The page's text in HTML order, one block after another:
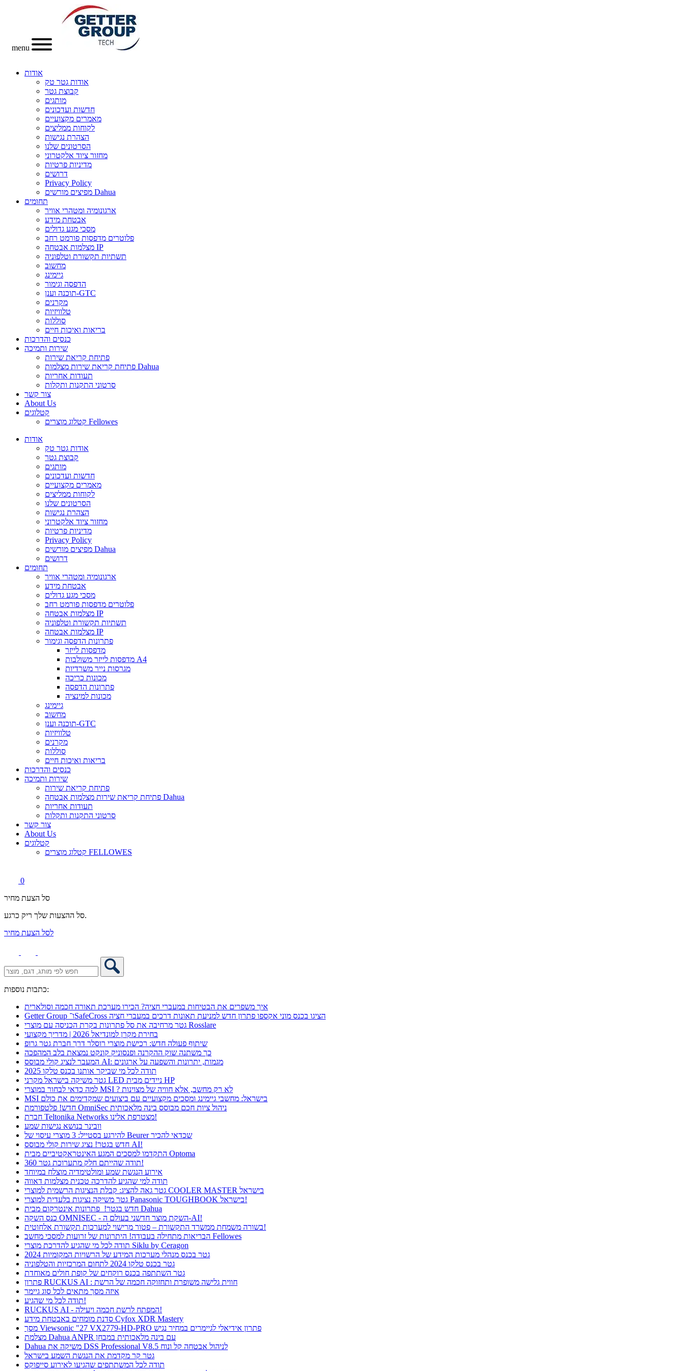
menu
אודות
אודות גטר טק
קבוצת גטר
מותגים
חדשות ועדכונים
מאמרים מקצועיים
לקוחות ממליצים
הצהרת נגישות
הסרטונים שלנו
מחזור ציוד אלקטרוני
מדיניות פרטיות
דרושים
Privacy Policy
מפיצים מורשים Dahua
תחומים
ארגונומיה ומטהרי אוויר
אבטחת מידע
מסכי מגע גדולים
פלוטרים מדפסות פורמט רחב
מצלמות אבטחה IP
תשתיות תקשורת וטלפוניה
מחשוב
גיימינג
הדפסה וגימור
תוכנה וענן-GTC
מקרנים
טלוויזיות
סוללות
בריאות ואיכות חיים
כנסים והדרכות
שירות ותמיכה
פתיחת קריאת שירות
פתיחת קריאת שירות מצלמות Dahua
תעודות אחריות
סרטוני התקנות ותקלות
צור קשר
About Us
קטלוגים
קטלוג מוצרים Fellowes
אודות
אודות גטר טק
קבוצת גטר
מותגים
חדשות ועדכונים
מאמרים מקצועיים
לקוחות ממליצים
הסרטונים שלנו
הצהרת נגישות
מחזור ציוד אלקטרוני
מדיניות פרטיות
Privacy Policy
מפיצים מורשים Dahua
דרושים
תחומים
ארגונומיה ומטהרי אוויר
אבטחת מידע
מסכי מגע גדולים
פלוטרים מדפסות פורמט רחב
מצלמות אבטחה IP
תשתיות תקשורת וטלפוניה
מצלמות אבטחה IP
פתרונות הדפסה וגימור
מדפסות לייזר
מדפסות לייזר משולבות A4
מגרסות נייר משרדיות
מכונות כריכה
פתרונות הדפסה
מכונות למינציה
גיימינג
מחשוב
תוכנה וענן-GTC
טלוויזיות
מקרנים
סוללות
בריאות ואיכות חיים
כנסים והדרכות
שירות ותמיכה
פתיחת קריאת שירות
פתיחת קריאת שירות מצלמות אבטחה Dahua
תעודות אחריות
סרטוני התקנות ותקלות
צור קשר
About Us
קטלוגים
קטלוג מוצרים FELLOWES
0
סל הצעת מחיר
סל ההצעות שלך ריק כרגע.
לסל הצעת מחיר
כתבות נוספות:
איך משפרים את הבטיחות במעברי חציה? הכירו מערכת תאורה חכמה וסולארית
Getter Group ו־SafeCross הציגו בכנס מוני אקספו פתרון חדש למניעת תאונות דרכים במעברי חציה
גטר מרחיבה את סל פתרונות בקרת הכניסה עם מוצרי Rosslare
בחירת מקרן למונדיאל 2026 | מדריך מקצועי
שיתוף פעולה חדש: רכישת מוצרי רוסלר דרך חברת גטר גרופ
כך משתנה שוק ההקרנה ופנסוניק קונקט נמצאת בלב המהפכה
המעבר לנציג קולי מבוסס AI: מגמות, יתרונות והשפעה על ארגונים
תודה לכל מי שביקר אותנו בכנס טלקו 2025
גטר משיקה בישראל מקרני LED ניידים מבית HP
למה כדאי לבחור במוצרי MSI ? לא רק מחשב, אלא חוויה של מצוינות
MSI בישראל: מחשבי גיימינג ומסכים מקצועיים עם ביצועים שמקדימים את כולם
חדש! פלטפורמת OmniSec ניהול ציות חכם מבוסס בינה מלאכותית
חברת Teltonika Networks מצטרפת אלינו!
וובינר בנושא נגישות שמע
להירגע בסטייל: 3 מוצרי עיסוי של Beurer שכדאי להכיר
חדש בגטר! נציג שירות קולי מבוסס AI!
התקדמו למסכים המגע האינטראקטיביים מבית Optoma
תודה שהייתם חלק מתערוכת גטר 360!
אירוע הנגשת שמע ומולטימדיה מוצלח במיוחד
תודה למי שהגיע להדרכה טכנית מצלמות דאווה
גטר גאה להציג: קבלת הנציגות הרשמית למוצרי COOLER MASTER בישראל
גטר משיקה נציגות בלעדית למוצרי Panasonic TOUGHBOOK בישראל!
חדש בגטר! פתרונות אינטרקום מבית Dahua
כנס השקה OMNISEC - השקת מוצר חדשני בעולם ה-AI!
בשורה משמחת ממשרד התקשורת – פטור מרישוי למערכות תקשורת אלחוטית!
הבריאות מתחילה בעבודה! היתרונות של זרועות למסכי מחשב Fellowes
תודה לכל מי שהגיע להדרכת מוצרי Siklu by Ceragon
גטר בכנס מנהלי מערכות המידע של הרשויות המקומיות 2024
גטר בכנס טלקו 2024 לתחום המרכזיות והטלפוניה
גטר השתתפה בכנס רוקחים של קופת חולים מאוחדת
פתרון RUCKUS AI : חווית גלישה משופרת ותחזוקה חכמה של הרשת
איזה מסך מתאים לכל סוג גיימר
תודה לכל מי שהגיע!
RUCKUS AI - המפתח לרשת חכמה ויעילה!
סדנת מומחים באבטחת מידע Cyfox XDR Mastery
מסך Viewsonic "27 VX2779-HD-PRO פתרון אידיאלי לגיימרים במחיר נגיש
מצלמת Dahua ANPR עם בינה מלאכותית במבחן
Dahua משיקה את DSS Professional V8.5 לניהול אבטחה קל ונוח
גטר קר מקדמת את הנגשת השמע בישראל
תודה לכל המשתתפים שהגיעו לאירוע סייפוקס